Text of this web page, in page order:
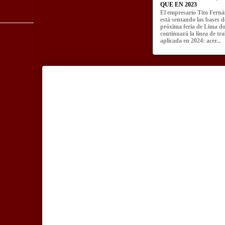
QUE EN 2023
El empresario Tito
está sentando las bases
próxima feria de Lima
continuará la línea de
aplicada en 2024: acer...